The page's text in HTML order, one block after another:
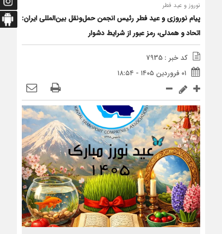
نوروز و عید فطر
پیام نوروزی و عید فطر رئیس انجمن حمل‌ونقل بین‌المللی ایران:
اتحاد و همدلی، رمز عبور از شرایط دشوار
کد خبر : 7935
۰۱ فروردین ۱۴۰۵ - ۱۸:۵۴